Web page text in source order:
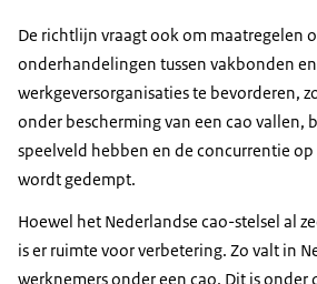
De richtlijn vraagt ook om maatregelen
onderhandelingen tussen vakbonden en
werkgeversorganisaties te bevorderen,
onder bescherming van een cao vallen,
speelveld hebben en de concurrentie
wordt gedempt.
Hoewel het Nederlandse cao-stelsel al
is er ruimte voor verbetering. Zo valt in
werknemers onder een cao. Dit is onder